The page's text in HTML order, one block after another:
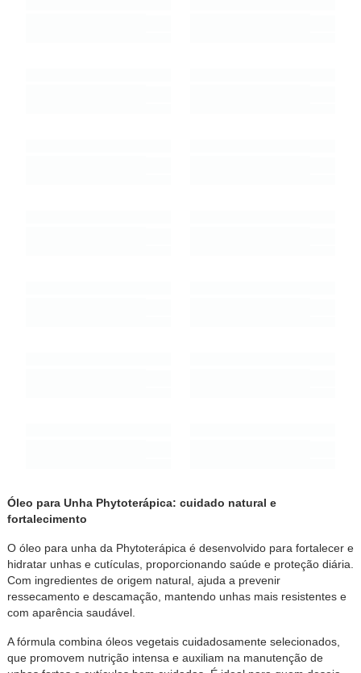
Óleo para Unha Phytoterápica: cuidado natural e
fortalecimento
O óleo para unha da Phytoterápica é desenvolvido para fortalecer e
hidratar unhas e cutículas, proporcionando saúde e proteção diária.
Com ingredientes de origem natural, ajuda a prevenir
ressecamento e descamação, mantendo unhas mais resistentes e
com aparência saudável.
A fórmula combina óleos vegetais cuidadosamente selecionados,
que promovem nutrição intensa e auxiliam na manutenção de